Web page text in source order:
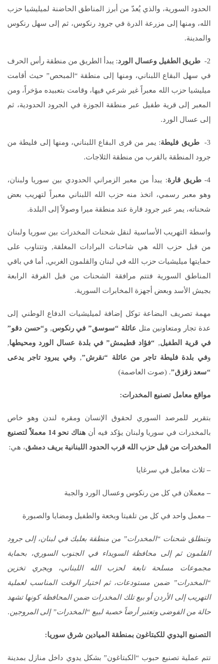
الحدود السورية، والذي يُعدّ من أبرز المناطق الحاضنة لميليشيا حزب
الله، ومنها إلى مزرعة الدرة في جرود رنكوس، ثم إلى سهل رنكوس
والمدينة.
2- طريق الطفيل وعسال الورد: يبدأ الطريق من منطقة رأس الحرف
في سهل البقاع اللبناني، ومنها إلى منطقة “المبحص” حيث أقامت
ميليشيا حزب الله معبراً غير شرعي فيها، وقامت بتعبيده مؤخراً، ومن
المعبر إلى قرية طفيل عبر منطقة الجوزة في الجرود الحدودية، ثم
إلى عسال الورد.
3- طريق فليطة: يمر من قرى البقاع اللبناني، ومنها إلى فليطة من
جرود المنطقة بالقرب من منطقة الثلاجات.
4- طريق قارة: يبدأ من معبر الزمراني الحدودي بين سوريا ولبنان،
وهو معبر رسمي، اتخذ منه حزب الله اللبناني معبراً لتهريب بعض
شحناته، يمر عبر جرود قارة عند منطقة ميرا وصولاً إلى البلدة.
واسطة التهريب الأساسية لنقل شحنات المخدرات بين سوريا ولبنان
من قبل حزب الله هي شاحنات البرادات المغلقة, وتتناوب على
حمايتها ميليشيات حزب الله في لبنان والقلمون الغربي, أما في باقي
المناطق السورية فتتم مرافقة الشحنات من قبل الفرقة الرابعة
بجيش الأسد وبعض أجهزة المخابرات السورية.
مهمة تصريف البضاعة توكل إضافة لميليشيات الدفاع الوطني إلى
عدة تجار ومتعاونين مثل عائلة “سوسق” في رنكوس, و“حسن دقو”
في قرية الطفيل, “فؤاد قطيمش” في بلدة عسال الورد ومحيطها,
وفي بلدة فليطة تاجر من عائلة “نقرش”, وفي يبرود تاجر يدعى
“سعد زقزق”. (صوت العاصمة)
مواقع معامل تصنيع المخدرات:
بتقرير للمرصد السوري لحقوق الإنسان ومقره لندن وهو خاص
بالمخدرات في سوريا ولبنان يؤكد فيه أن
هناك نحو 14 معملاً لتصنيع
المخدرات من قبل حزب الله قرب الحدود اللبنانية بريف دمشق، هي:
– ثلاث معامل في سرغايا
– معملان في كل من رنكوس وعسال الورد والجبة
– معمل واحد في كل من تلفيتا وبخعة والطفيل ومضايا والصبورة
وتنطلق شحنات “المخدرات” من منطقة بعلبك في لبنان، إلى جرود
القلمون ثم إلى محافظة السويداء في الجنوب السوري، بحماية
مجموعات مسلحة تابعة لحزب الله اللبناني، ويجري تخزين
“المخدرات” ضمن مستودعات، ثم اختيار الوقت المناسب لعملية
التهريب إلى الأردن أو بيع تلك المخدرات ضمن المحافظة كونها تشهد
حالة من الفوضى وتعتبر أرضاً خصبة لبيع “المخدرات” إلى المروجين.
التصنيع اليدوي للكبتاغون بمنطقة الميادين شرق سوريا:
تتم عملية تصنيع حبوب “الكبتاغون” بشكل يدوي داخل منازل بمدينة